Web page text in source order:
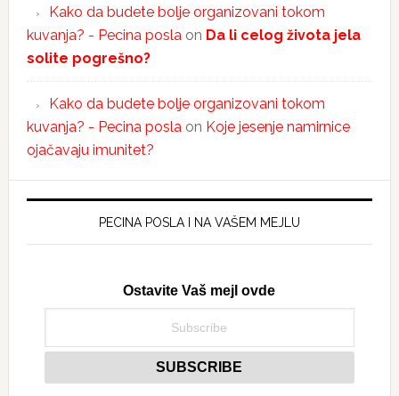
Kako da budete bolje organizovani tokom
kuvanja? - Pecina poslaon Da li celog života jela
solite pogrešno?
Kako da budete bolje organizovani tokom
kuvanja? - Pecina poslaon Koje jesenje namirnice
ojačavaju imunitet?
PECINA POSLA I NA VAŠEM MEJLU
Ostavite Vaš mejl ovde